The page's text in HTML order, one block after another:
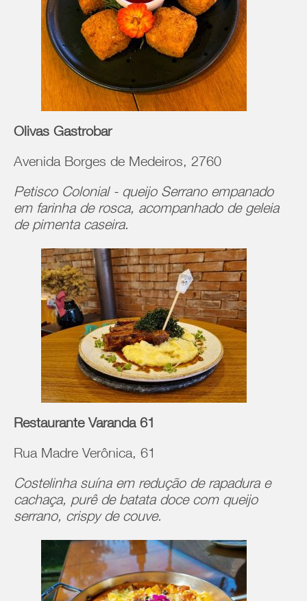
Olivas Gastrobar
Avenida Borges de Medeiros, 2760
Petisco Colonial - queijo Serrano empanado
em farinha de rosca, acompanhado de geleia
de pimenta caseira.
Restaurante Varanda 61
Rua Madre Verônica, 61
Costelinha suína em redução de rapadura e
cachaça, purê de batata doce com queijo
serrano, crispy de couve.